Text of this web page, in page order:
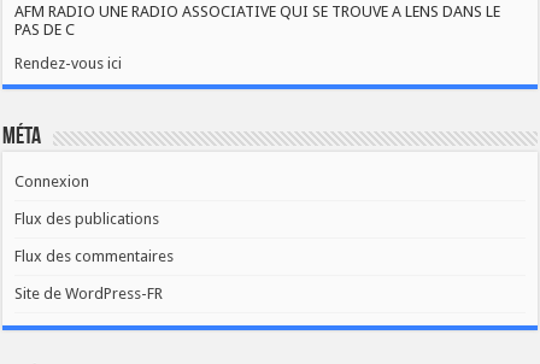
AFM RADIO UNE RADIO ASSOCIATIVE QUI SE TROUVE A LENS DANS LE
PAS DE C
Rendez-vous ici
Méta
Connexion
Flux des publications
Flux des commentaires
Site de WordPress-FR